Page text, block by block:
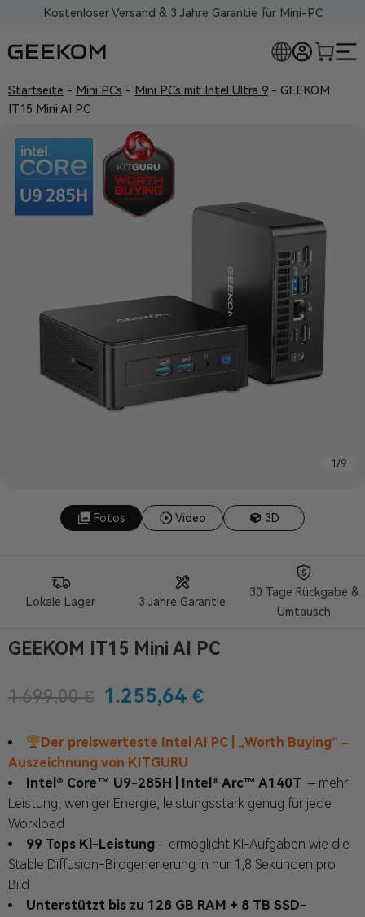
Kostenloser Versand & 3 Jahre Garantie für Mini-PC
Startseite - Mini PCs - Mini PCs mit Intel Ultra 9 - GEEKOM
IT15 Mini AI PC
1 /9
Fotos Video 3D
Lokale Lager 3 Jahre Garantie
30 Tage Rückgabe &
Umtausch
GEEKOM IT15 Mini AI PC
1.699,00€ 1.255,64 €
Der preiswerteste Intel AI PC | „Worth Buying“ –
Auszeichnung von KITGURU
Intel® Core™ U9-285H | Intel® Arc™ A140T – mehr
Leistung, weniger Energie, leistungsstark genug für jede
Workload
99 Tops Kl-Leistung – ermöglicht KI-Aufgaben wie die
Stable Diffusion-Bildgenerierung in nur 1,8 Sekunden pro
Bild
Unterstützt bis zu 128 GB RAM + 8 TB SSD-